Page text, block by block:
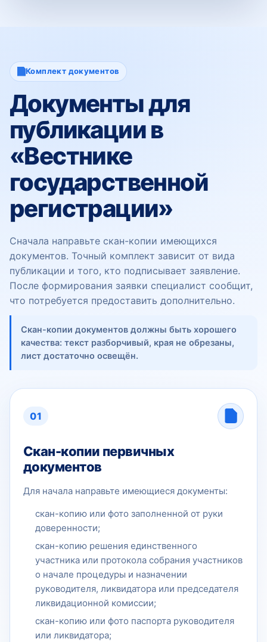
Комплект документов
Документы для
публикации в
«Вестнике
государственной
регистрации»
Сначала направьте скан-копии имеющихся
документов. Точный комплект зависит от вида
публикации и того, кто подписывает заявление.
После формирования заявки специалист сообщит,
что потребуется предоставить дополнительно.
Скан-копии документов должны быть хорошего
качества: текст разборчивый, края не обрезаны,
лист достаточно освещён.
01
Скан-копии первичных
документов
Для начала направьте имеющиеся документы:
скан-копию или фото заполненной от руки
доверенности;
скан-копию решения единственного
участника или протокола собрания участников
о начале процедуры и назначении
руководителя, ликвидатора или председателя
ликвидационной комиссии;
скан-копию или фото паспорта руководителя
или ликвидатора;